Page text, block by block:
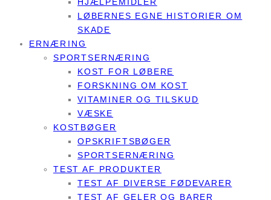
LØBERNES EGNE HISTORIER OM
SKADE
ERNÆRING
SPORTSERNÆRING
KOST FOR LØBERE
FORSKNING OM KOST
VITAMINER OG TILSKUD
VÆSKE
KOSTBØGER
OPSKRIFTSBØGER
SPORTSERNÆRING
TEST AF PRODUKTER
TEST AF DIVERSE FØDEVARER
TEST AF GELER OG BARER